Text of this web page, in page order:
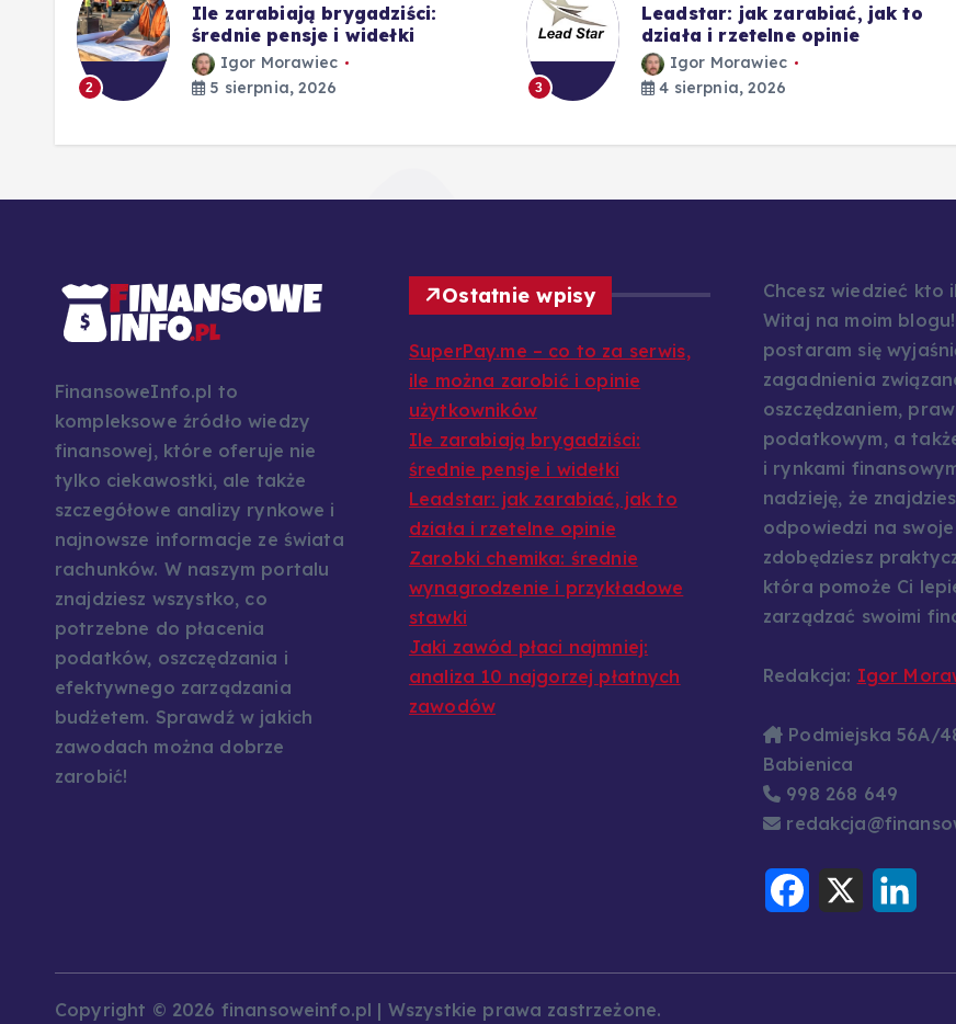
2
Ile zarabiają brygadziści:
średnie pensje i widełki
Igor Morawiec
5 sierpnia, 2026
3
Leadstar: jak zarabiać, jak to
działa i rzetelne opinie
Igor Morawiec
4 sierpnia, 2026
FinansoweInfo.pl to
kompleksowe źródło wiedzy
finansowej, które oferuje nie
tylko ciekawostki, ale także
szczegółowe analizy rynkowe i
najnowsze informacje ze świata
rachunków. W naszym portalu
znajdziesz wszystko, co
potrzebne do płacenia
podatków, oszczędzania i
efektywnego zarządzania
budżetem. Sprawdź w jakich
zawodach można dobrze
zarobić!
Ostatnie wpisy
SuperPay.me – co to za serwis,
ile można zarobić i opinie
użytkowników
Ile zarabiają brygadziści:
średnie pensje i widełki
Leadstar: jak zarabiać, jak to
działa i rzetelne opinie
Zarobki chemika: średnie
wynagrodzenie i przykładowe
stawki
Jaki zawód płaci najmniej:
analiza 10 najgorzej płatnych
zawodów
Chcesz wiedzieć kto
Witaj na moim
postaram się
zagadnienia
oszczędzaniem,
podatkowym, a
i rynkami
nadzieję, że
odpowiedzi na
zdobędziesz
która pomoże Ci
zarządzać swoimi
Redakcja: Igor
Podmiejska 56A/
Babienica
998 268 649
F
c
X
Copyright © 2026 finansoweinfo.pl | Wszystkie prawa zastrzeżone.